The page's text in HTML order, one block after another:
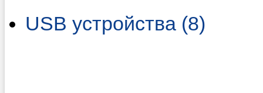
USB устройства (8)